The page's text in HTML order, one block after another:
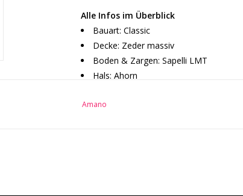
Alle Infos im Überblick
Bauart: Classic
Decke: Zeder massiv
Boden & Zargen: Sapelli LMT
Hals: Ahorn
Mechanik: vernickelt
Amano